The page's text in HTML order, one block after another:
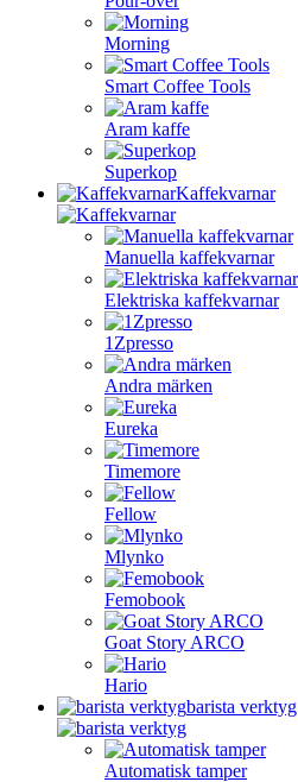
Morning
Smart Coffee Tools
Aram kaffe
Superkop
Kaffekvarnar
Manuella kaffekvarnar
Elektriska kaffekvarnar
1Zpresso
Andra märken
Eureka
Timemore
Fellow
Mlynko
Femobook
Goat Story ARCO
Hario
barista verktyg
Automatisk tamper